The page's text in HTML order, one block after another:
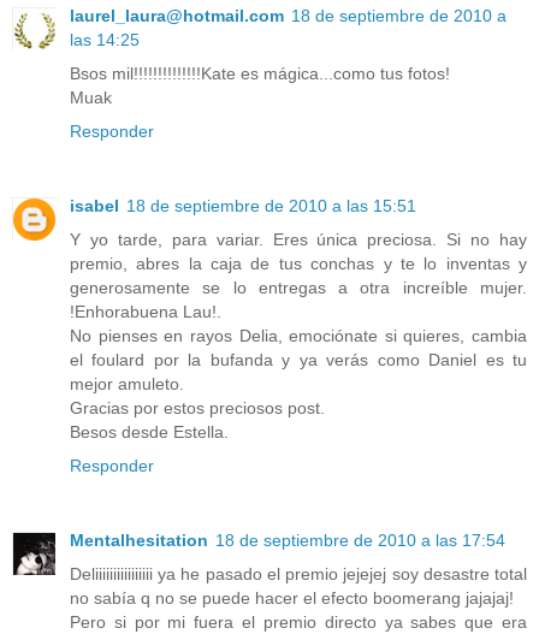
laurel_laura@hotmail.com 18 de septiembre de 2010 a
las 14:25
Bsos mil!!!!!!!!!!!!!!Kate es mágica...como tus fotos!
Muak
Responder
isabel 18 de septiembre de 2010 a las 15:51
Y yo tarde, para variar. Eres única preciosa. Si no hay
premio, abres la caja de tus conchas y te lo inventas y
generosamente se lo entregas a otra increíble mujer.
!Enhorabuena Lau!.
No pienses en rayos Delia, emociónate si quieres, cambia
el foulard por la bufanda y ya verás como Daniel es tu
mejor amuleto.
Gracias por estos preciosos post.
Besos desde Estella.
Responder
Mentalhesitation 18 de septiembre de 2010 a las 17:54
Deliiiiiiiiiiiiiiii ya he pasado el premio jejejej soy desastre total
no sabía q no se puede hacer el efecto boomerang jajajaj!
Pero si por mi fuera el premio directo ya sabes que era